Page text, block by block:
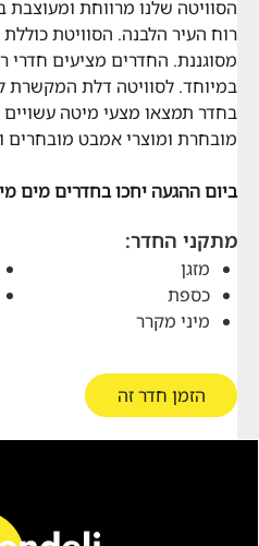
הסוויטה שלנו מרווחת ומעוצבת
רוח העיר הלבנה. הסוויטת
מסוגננת. החדרים מציעים חדרי
במיוחד. לסוויטה דלת המקשרת
מובחרת ומוצרי אמבט מובחרים
ביום ההגעה יחכו בחדרים מים
מתקני החדר:
מזגן
כספת
מיני מקרר
הזמן חדר זה